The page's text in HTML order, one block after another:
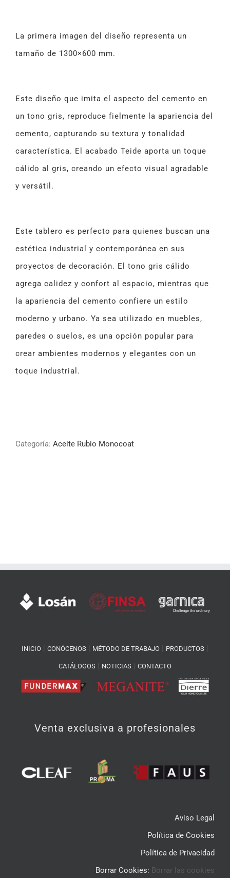
La primera imagen del diseño representa un
tamaño de 1300×600 mm.
Este diseño que imita el aspecto del cemento en
un tono gris, reproduce fielmente la apariencia del
cemento, capturando su textura y tonalidad
característica. El acabado Teide aporta un toque
cálido al gris, creando un efecto visual agradable
y versátil.
Este tablero es perfecto para quienes buscan una
estética industrial y contemporánea en sus
proyectos de decoración. El tono gris cálido
agrega calidez y confort al espacio, mientras que
la apariencia del cemento confiere un estilo
moderno y urbano. Ya sea utilizado en muebles,
paredes o suelos, es una opción popular para
crear ambientes modernos y elegantes con un
toque industrial.
Categoría: Aceite Rubio Monocoat
INICIO | CONÓCENOS | MÉTODO DE TRABAJO | PRODUCTOS |
CATÁLOGOS | NOTICIAS | CONTACTO
Venta exclusiva a profesionales
Aviso Legal
Política de Cookies
Política de Privacidad
Borrar Cookies: Borrar las cookies